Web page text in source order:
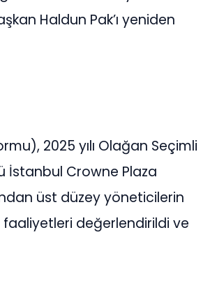
Haldun Pak’ı yeniden
2025 yılı Olağan Seçimli
İstanbul Crowne Plaza
üst düzey yöneticilerin
faaliyetleri değerlendirildi ve